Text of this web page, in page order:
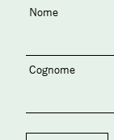
Nome
Cognome